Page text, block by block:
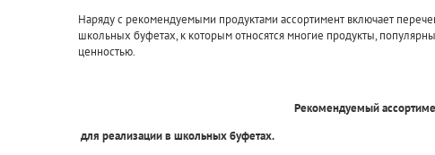
Наряду с рекомендуемыми продуктами ассортимент включает
школьных буфетах, к которым относятся многие продукты,
ценностью.
Рекомендуемый
для реализации в школьных буфетах.